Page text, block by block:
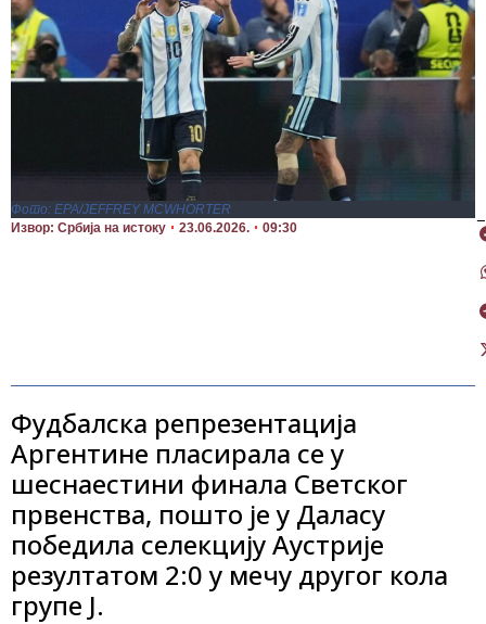
Фото: EPA/JEFFREY MCWHORTER
Извор: Србија на истоку
23.06.2026. 09:30
Фудбалска репрезентација
Аргентине пласирала се у
шеснаестини финала Светског
првенства, пошто је у Даласу
победила селекцију Аустрије
резултатом 2:0 у мечу другог кола
групе Ј.